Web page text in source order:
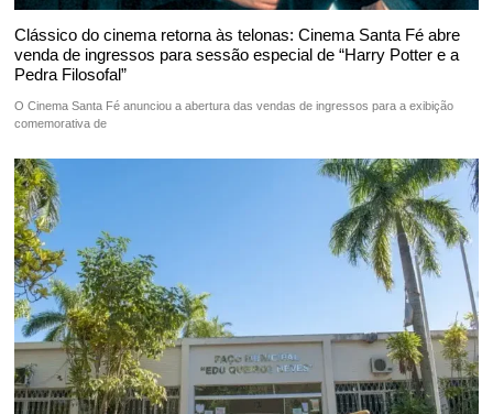
Clássico do cinema retorna às telonas: Cinema Santa Fé abre
venda de ingressos para sessão especial de “Harry Potter e a
Pedra Filosofal”
O Cinema Santa Fé anunciou a abertura das vendas de ingressos para a exibição
comemorativa de